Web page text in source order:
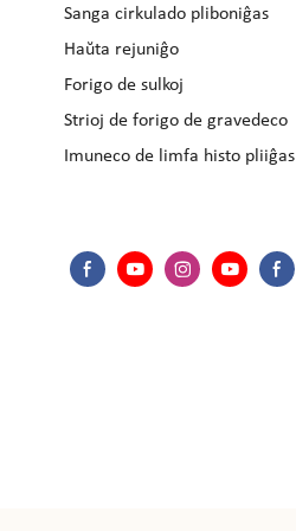
Sanga cirkulado pliboniĝas
Haŭta rejuniĝo
Forigo de sulkoj
Strioj de forigo de gravedeco
Imuneco de limfa histo pliiĝas